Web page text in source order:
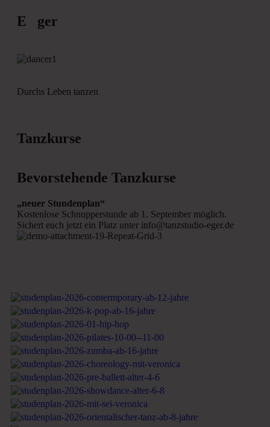
E ger
Durchs Leben tanzen
Tanzkurse
Bevorstehende Tanzkurse
„neuer Stundenplan“
Kostenlose Schnupperstunde ab 1. September möglich.
Sichert euch jetzt ein Platz unter info@tanzstudio-eger.de